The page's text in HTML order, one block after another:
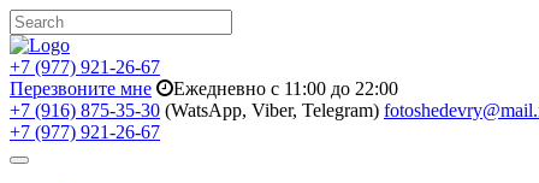
+7 (977) 921-26-67
Перезвоните мне
Ежедневно с 11:00 до 22:00
+7 (916) 875-35-30 (WatsApp, Viber, Telegram)
+7 (977) 921-26-67
Toggle